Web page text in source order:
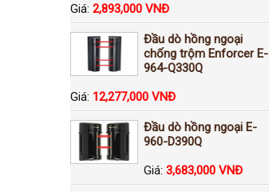
Giá: 2,893,000 VNĐ
Đầu dò hồng ngoại
chống trộm Enforcer E-
964-Q330Q
Giá: 12,277,000 VNĐ
Đầu dò hồng ngoại E-
960-D390Q
Giá: 3,683,000 VNĐ